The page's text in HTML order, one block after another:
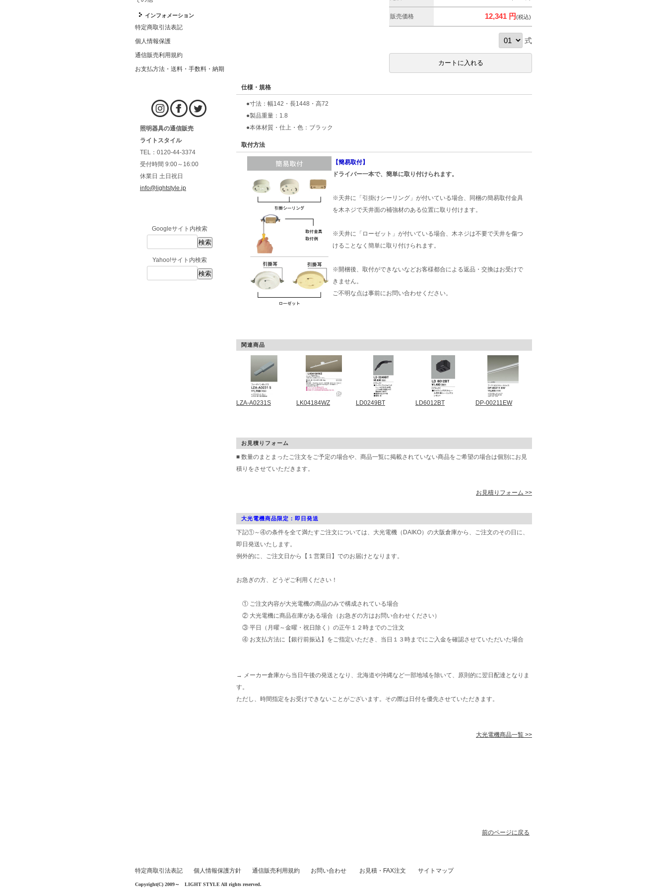
インフォメーション
特定商取引法表記
個人情報保護
通信販売利用規約
お支払方法・送料・手数料・納期
照明器具の通信販売
ライトスタイル
TEL：0120-44-3374
受付時間 9:00～16:00
休業日 土日祝日
info@lightstyle.jp
Googleサイト内検索
Yahoo!サイト内検索
販売価格 12,341 円(税込)
式
仕様・規格
●寸法：幅142・長1448・高72
●製品重量：1.8
●本体材質・仕上・色：ブラック
取付方法
【簡易取付】
ドライバー一本で、簡単に取り付けられます。
※天井に「引掛けシーリング」が付いている場合、同梱の簡易取付金具
を木ネジで天井面の補強材のある位置に取り付けます。
※天井に「ローゼット」が付いている場合、木ネジは不要で天井を傷つ
けることなく簡単に取り付けられます。
※開梱後、取付ができないなどお客様都合による返品・交換はお受けで
きません。
ご不明な点は事前にお問い合わせください。
関連商品
LZA-A0231S LK04184WZ LD0249BT LD6012BT DP-00211EW
お見積りフォーム
■ 数量のまとまったご注文をご予定の場合や、商品一覧に掲載されていない商品をご希望の場合は個別にお見
積りをさせていただきます。
お見積りフォーム >>
大光電機商品限定：即日発送
下記①～④の条件を全て満たすご注文については、大光電機（DAIKO）の大阪倉庫から、ご注文のその日に、
即日発送いたします。
例外的に、ご注文日から【１営業日】でのお届けとなります。
お急ぎの方、どうぞご利用ください！
① ご注文内容が大光電機の商品のみで構成されている場合
② 大光電機に商品在庫がある場合（お急ぎの方はお問い合わせください）
③ 平日（月曜～金曜・祝日除く）の正午１２時までのご注文
④ お支払方法に【銀行前振込】をご指定いただき、当日１３時までにご入金を確認させていただいた場合
→ メーカー倉庫から当日午後の発送となり、北海道や沖縄など一部地域を除いて、原則的に翌日配達となりま
す。
ただし、時間指定をお受けできないことがございます。その際は日付を優先させていただきます。
大光電機商品一覧 >>
前のページに戻る
特定商取引法表記 個人情報保護方針 通信販売利用規約 お問い合わせ お見積・FAX注文 サイトマップ
Copyright(C) 2009～ LIGHT STYLE All rights reserved.